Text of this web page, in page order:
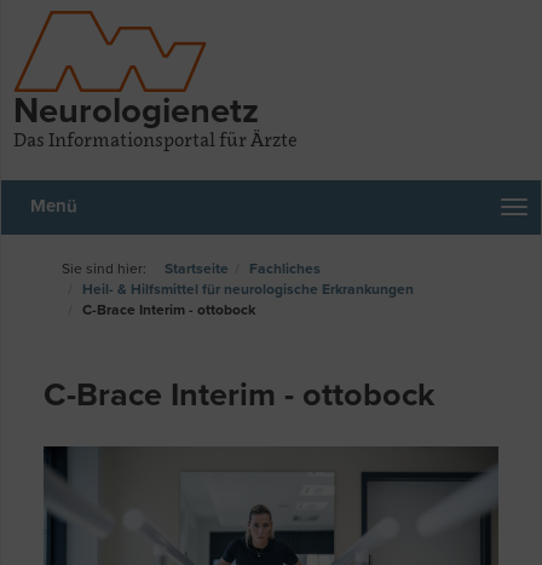
Neurologienetz
Das Informationsportal für Ärzte
Menü
Startseite
Fachliches
Heil- & Hilfsmittel für neurologische Erkrankungen
C-Brace Interim - ottobock
C-Brace Interim - ottobock